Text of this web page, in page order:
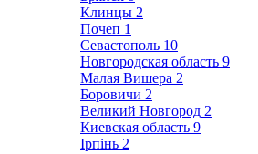
Клинцы 2
Почеп 1
Севастополь 10
Новгородская область 9
Малая Вишера 2
Боровичи 2
Великий Новгород 2
Киевская область 9
Ірпінь 2